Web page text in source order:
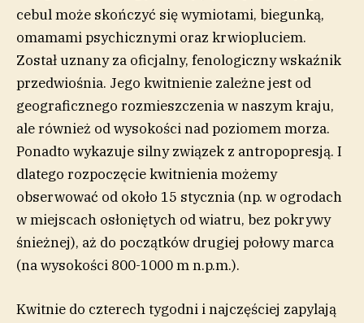
cebul może skończyć się wymiotami, biegunką,
omamami psychicznymi oraz krwiopluciem.
Został uznany za oficjalny, fenologiczny wskaźnik
przedwiośnia. Jego kwitnienie zależne jest od
geograficznego rozmieszczenia w naszym kraju,
ale również od wysokości nad poziomem morza.
Ponadto wykazuje silny związek z antropopresją. I
dlatego rozpoczęcie kwitnienia możemy
obserwować od około 15 stycznia (np. w ogrodach
w miejscach osłoniętych od wiatru, bez pokrywy
śnieżnej), aż do początków drugiej połowy marca
(na wysokości 800-1000 m n.p.m.).
Kwitnie do czterech tygodni i najczęściej zapylają